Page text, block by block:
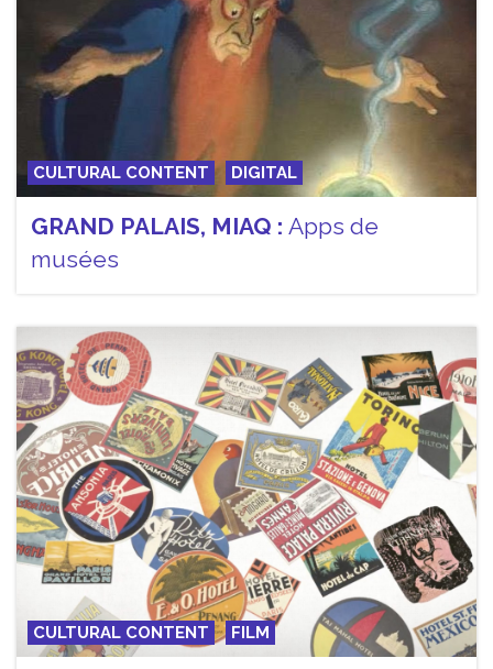
CULTURAL CONTENT DIGITAL
GRAND PALAIS, MIAQ : Apps de
musées
CULTURAL CONTENT FILM